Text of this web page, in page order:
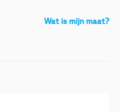
Wat is mijn maat?